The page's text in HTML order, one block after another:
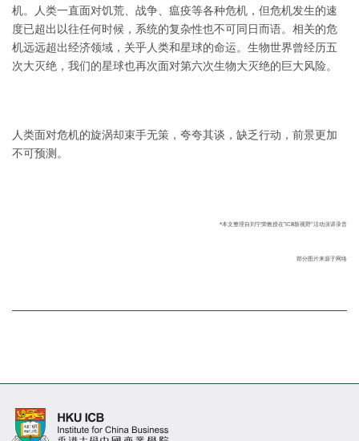
机。人类一直面对饥荒、战争、瘟疫等各种危机，但危机发生的速
度已超出以往任何时候，系统的复杂性也不可同日而语。相关的危
机远远超出经济领域，关乎人类和星球的命运。生物世界曾经历五
次大灭绝，我们的星球也再次面对第六次生物大灭绝的巨大风险。
人类面对危机的旋涡却束手无策，夸夸其谈，缺乏行动，前景更加
不可预测。
*本文整理自刘宁荣教授在“ICB新视野”活动演讲录音
部分图片来源于网络